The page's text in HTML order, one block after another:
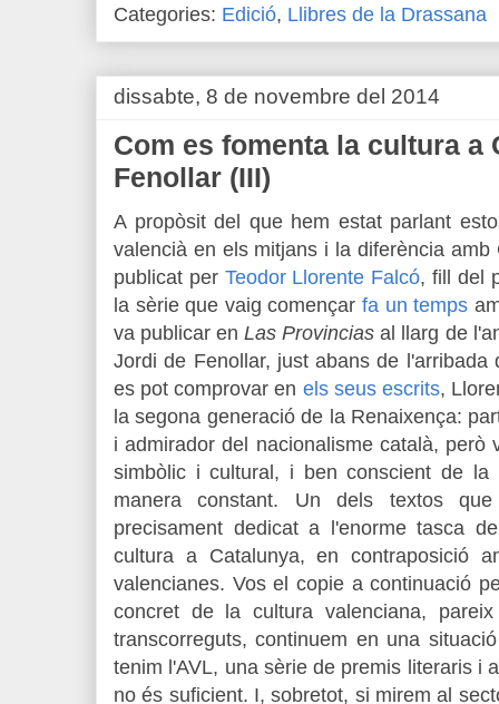
Categories: Edició, Llibres de la Drassana
dissabte, 8 de novembre del 2014
Com es fomenta la cultura a
Fenollar (III)
A propòsit del que hem estat parlant
valencià en els mitjans i la diferència
publicat per Teodor Llorente Falcó, fill del
la sèrie que vaig començarfa un temps
va publicar enLas Provincias al llarg de
Jordi de Fenollar, just abans de l'arribada
es pot comprovar en els seus escrits,
la segona generació de la Renaixença:
i admirador del nacionalisme català, però
simbòlic i cultural, i ben conscient de
manera constant. Un dels textos
precisament dedicat a l'enorme tasca
cultura a Catalunya, en contraposició
valencianes. Vos el copie a continuació
concret de la cultura valenciana,
transcorreguts, continuem en una
tenim l'AVL, una sèrie de premis literaris i
no és suficient. I, sobretot, si mirem al